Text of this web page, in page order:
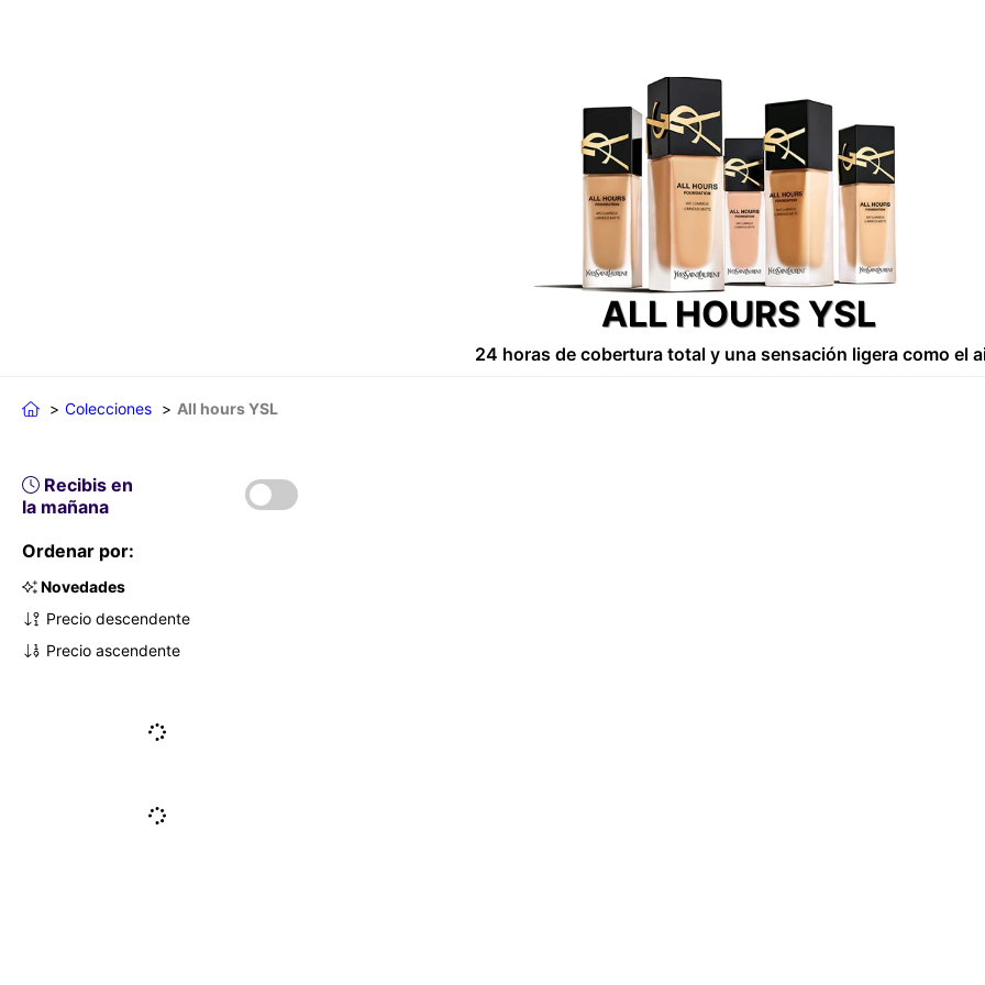
ALL HOURS YSL
24 horas de cobertura total y una sensación ligera como el
Colecciones All hours YSL
Recibis en
la mañana
Ordenar por:
Novedades
Precio descendente
Precio ascendente